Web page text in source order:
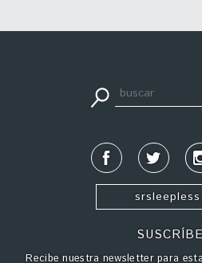
Recibe nuestra newsletter para